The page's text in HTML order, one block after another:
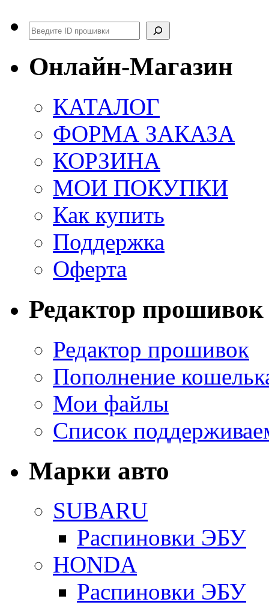
Поиск
Онлайн-Магазин
КАТАЛОГ
ФОРМА ЗАКАЗА
КОРЗИНА
МОИ ПОКУПКИ
Как купить
Поддержка
Оферта
Редактор прошивок
Редактор прошивок
Пополнение
Мои файлы
Список
Марки авто
SUBARU
Распиновки ЭБУ
HONDA
Распиновки ЭБУ